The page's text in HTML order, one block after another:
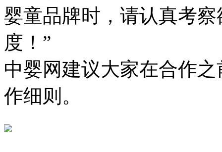
婴童品牌时，请认真考
度！”
中婴网建议大家在合作
作细则。